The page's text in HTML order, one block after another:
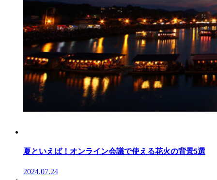
夏といえば！オンライン会議で使える花火の背景5選
2024.07.24